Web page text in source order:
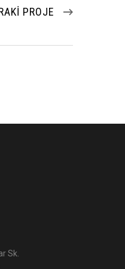
PROJE
Sk.